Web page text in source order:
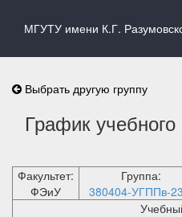
МГУТУ имени К.Г.
Выбрать другую группу
График
Факультет:
ФЭиУ
Группа:
380404-УГППв-